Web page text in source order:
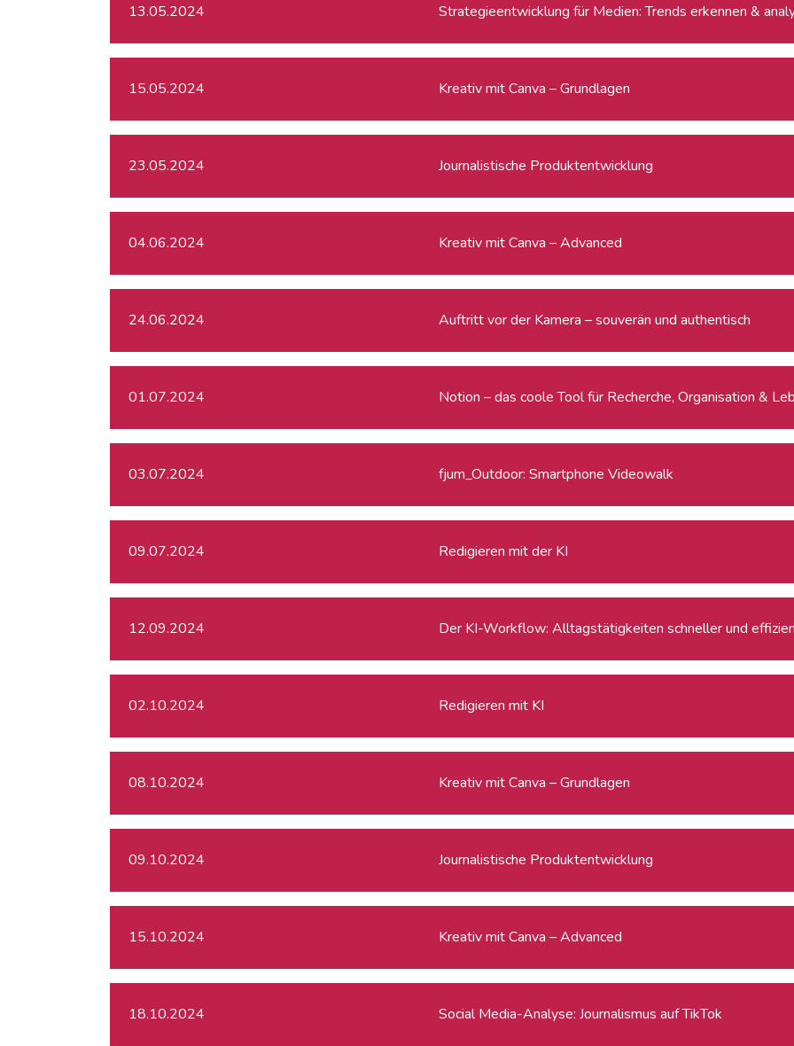
13.05.2024 Strategieentwicklung für Medien: Trends erkennen &
15.05.2024 Kreativ mit Canva – Grundlagen
23.05.2024 Journalistische Produktentwicklung
04.06.2024 Kreativ mit Canva – Advanced
24.06.2024 Auftritt vor der Kamera – souverän und authentisch
01.07.2024 Notion – das coole Tool für Recherche, Organisation &
03.07.2024 fjum_Outdoor: Smartphone Videowalk
09.07.2024 Redigieren mit der KI
12.09.2024 Der KI-Workflow: Alltagstätigkeiten schneller und
02.10.2024 Redigieren mit KI
08.10.2024 Kreativ mit Canva – Grundlagen
09.10.2024 Journalistische Produktentwicklung
15.10.2024 Kreativ mit Canva – Advanced
18.10.2024 Social Media-Analyse: Journalismus auf TikTok